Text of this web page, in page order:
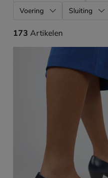
Voering
Sluiting
173 artikelen
173 Artikelen